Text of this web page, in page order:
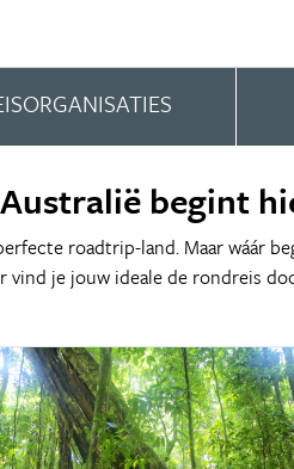
begint
roadtrip-land. Maar wáár
je jouw ideale de rondreis